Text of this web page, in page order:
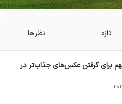
تازه نظرها
برای گرفتن عکس‌های جذاب‌تر در